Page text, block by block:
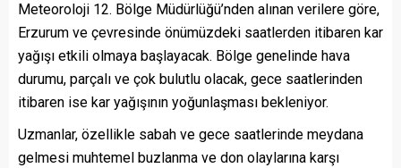
Meteoroloji 12. Bölge Müdürlüğü’nden alınan verilere göre,
Erzurum ve çevresinde önümüzdeki saatlerden itibaren kar
yağışı etkili olmaya başlayacak. Bölge genelinde hava
durumu, parçalı ve çok bulutlu olacak, gece saatlerinden
itibaren ise kar yağışının yoğunlaşması bekleniyor.
Uzmanlar, özellikle sabah ve gece saatlerinde meydana
gelmesi muhtemel buzlanma ve don olaylarına karşı